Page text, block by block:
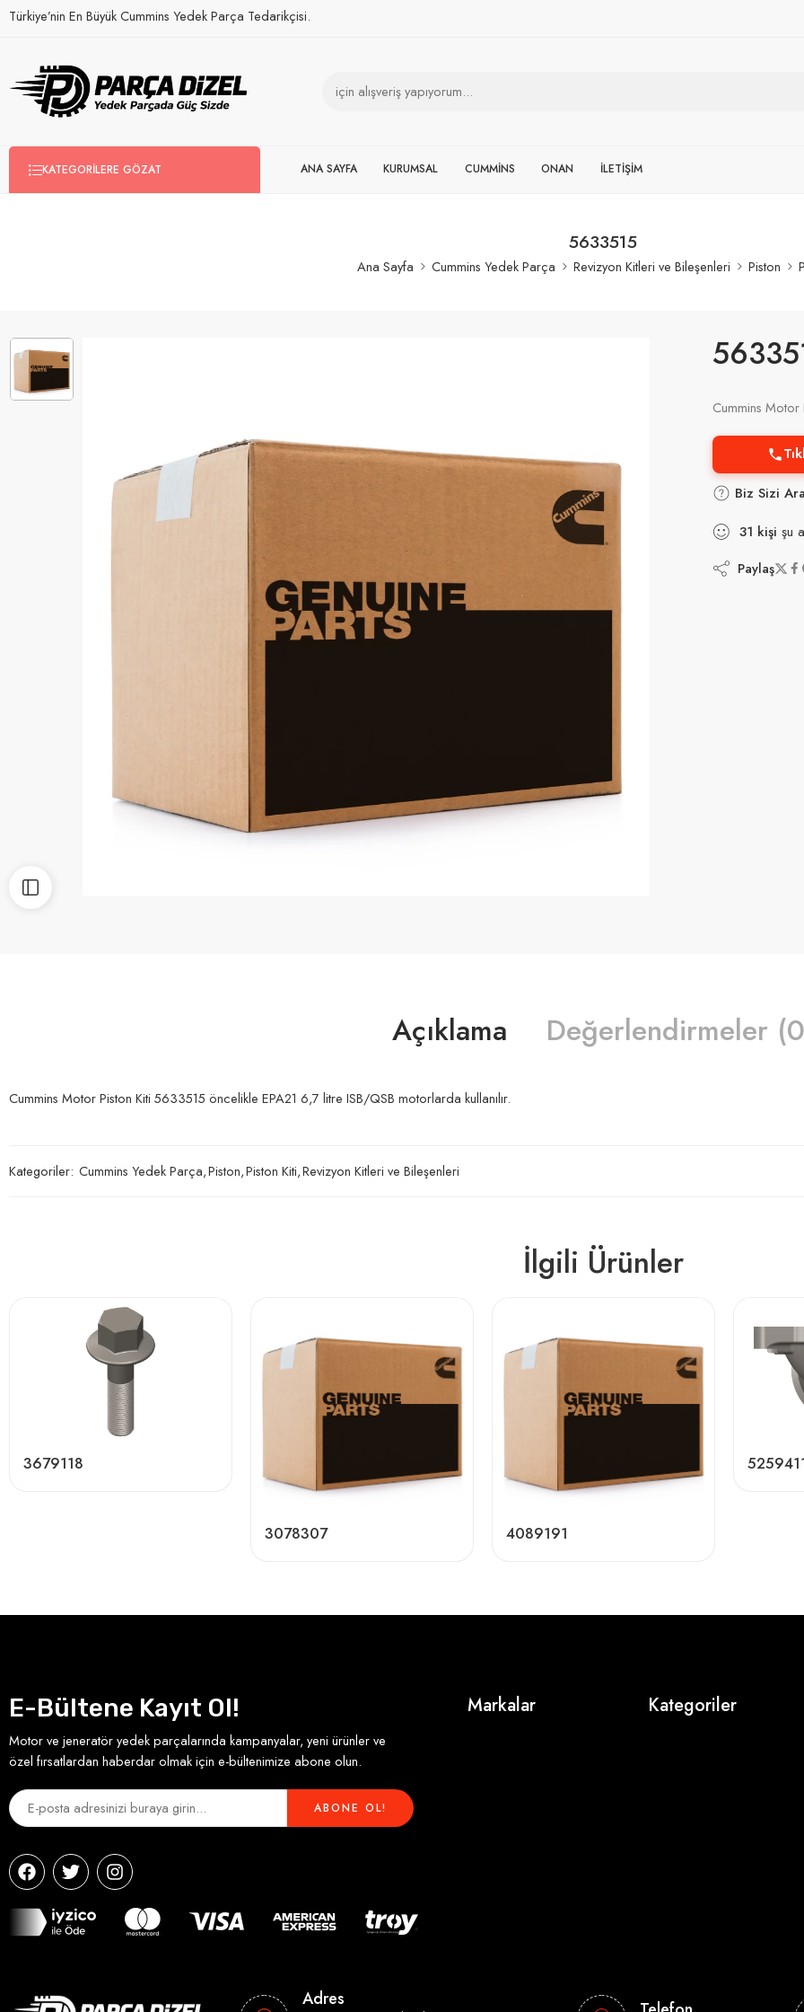
Türkiye’nin En Büyük Cummins Yedek Parça Tedarikçisi.
KATEGORILERE GÖZAT ANA SAYFA KURUMSAL CUMMİNS ONAN İLETİŞİM
5633515
Ana Sayfa Cummins Yedek Parça Revizyon Kitleri ve Bileşenleri Piston
Cummins
Biz Sizi
31 kişi şu
Paylaş
Açıklama Değerlendirmeler
Cummins Motor Piston Kiti 5633515 öncelikle EPA21 6,7 litre ISB/QSB motorlarda kullanılır.
Kategoriler: Cummins Yedek Parça,Piston,Piston Kiti,Revizyon Kitleri ve Bileşenleri
İlgili Ürünler
3679118
3078307 4089191
E-Bültene Kayıt Ol!
Motor ve jeneratör yedek parçalarında kampanyalar, yeni ürünler ve
özel fırsatlardan haberdar olmak için e-bültenimize abone olun.
Markalar Kategoriler
Adres